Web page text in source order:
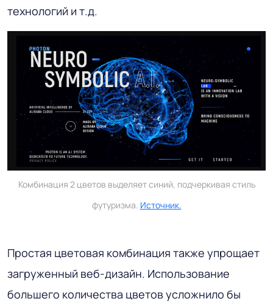
технологий и т.д.
Комбинация 2 цветов выделяет синий, подчеркивая стиль
футуризма. Источник.
Простая цветовая комбинация также упрощает
загруженный веб-дизайн. Использование
большего количества цветов усложнило бы